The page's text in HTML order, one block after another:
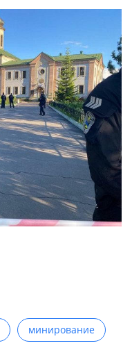
минирование